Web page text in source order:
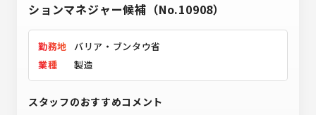
ションマネジャー候補（No.10908）
勤務地 バリア・ブンタウ省
業種
製造
スタッフのおすすめコメント